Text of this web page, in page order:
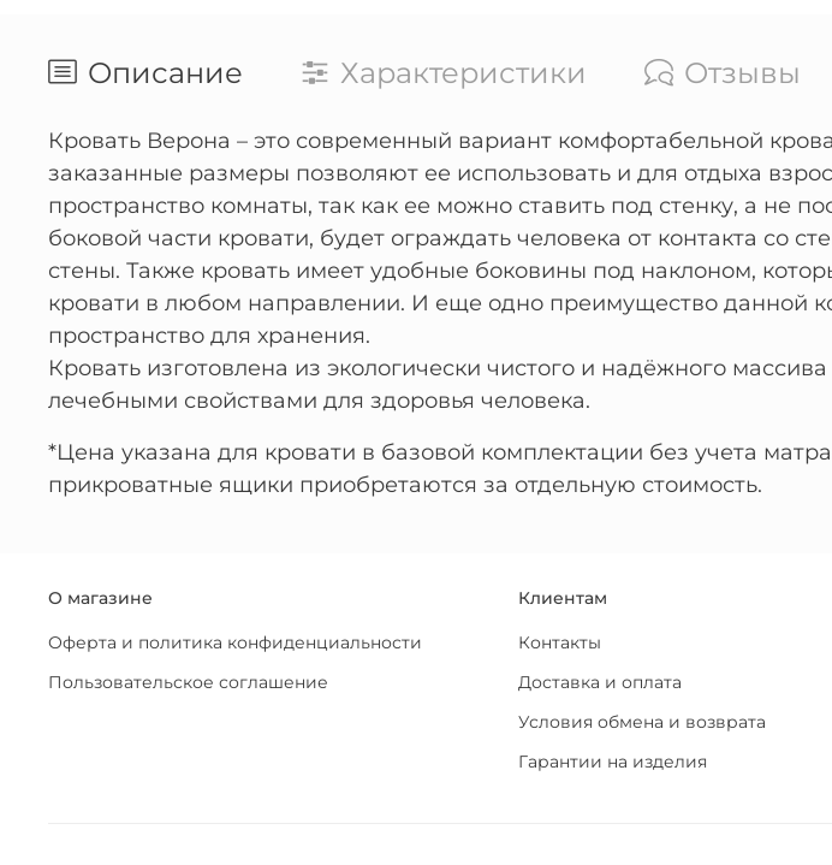
Описание Характеристики Отзывы
Кровать Верона – это современный вариант комфортабельной
заказанные размеры позволяют ее использовать и для отдыха
пространство комнаты, так как ее можно ставить под стенку, а не
боковой части кровати, будет ограждать человека от контакта со
стены. Также кровать имеет удобные боковины под наклоном,
кровати в любом направлении. И еще одно преимущество данной
пространство для хранения.
Кровать изготовлена из экологически чистого и надёжного
лечебными свойствами для здоровья человека.
*Цена указана для кровати в базовой комплектации без учета
прикроватные ящики приобретаются за отдельную стоимость.
О магазине
Оферта и политика конфиденциальности
Пользовательское соглашение
Клиентам
Контакты
Доставка и оплата
Условия обмена и возврата
Гарантии на изделия